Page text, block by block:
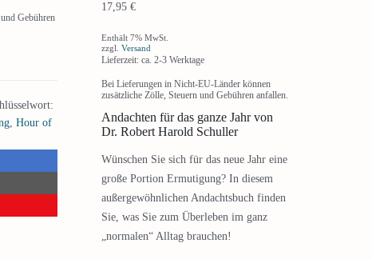
Gebühren
, Hour of
17,95 €
Enthält 7% MwSt.
zzgl. Versand
Lieferzeit: ca. 2-3 Werktage
Bei Lieferungen in Nicht-EU-Länder können
zusätzliche Zölle, Steuern und Gebühren anfallen.
Andachten für das ganze Jahr von
Dr. Robert Harold Schuller
Wünschen Sie sich für das neue Jahr eine
große Portion Ermutigung? In diesem
außergewöhnlichen Andachtsbuch finden
Sie, was Sie zum Überleben im ganz
„normalen“ Alltag brauchen!